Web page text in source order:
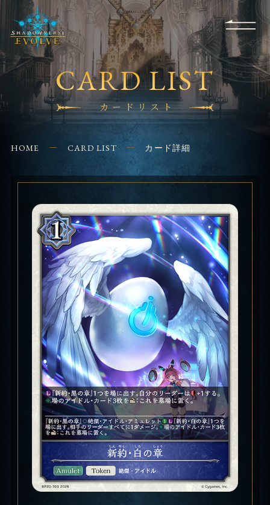
Q&A
EVENT SHOPS
FOR
BEGINNERS
APPLICATION
CONTACT
CARD LIST
カードリスト
HOME CARD LIST カード詳細